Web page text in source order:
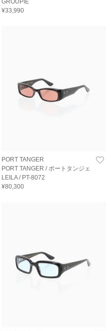
¥33,990
PORT TANGER
PORT TANGER / ポートタンジェ
LEILA / PT-8072
¥80,300